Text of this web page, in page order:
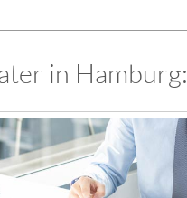
in Hamburg: